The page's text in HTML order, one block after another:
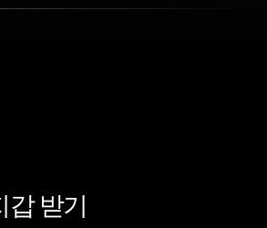
받기